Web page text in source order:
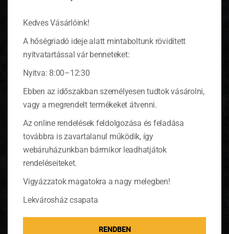
Grill bébicsirkék zöldfűszerekkel,
burgonyás rétessel
Személyenként 1-1 darab grillezett
bébicsirkét készítünk kétféle fűszerezéssel:
rozmaringos-fokhagymásan, illetve
bazsalikomosan, s finom krumplis rétessel
kínáljuk.(tovább…)
Kedves Vásárlóink!
A hőségriadó ideje alatt mintaboltunk rövidített
nyitvatartással vár benneteket:
Nyitva: 8:00–12:30
Ebben az időszakban személyesen tudtok vásárolni,
vagy a megrendelt termékeket átvenni.
Az online rendelések feldolgozása és feladása
továbbra is zavartalanul működik, így
webáruházunkban bármikor leadhatjátok
rendeléseiteket.
Vigyázzatok magatokra a nagy melegben!
Lekvárosház csapata
RENDBEN